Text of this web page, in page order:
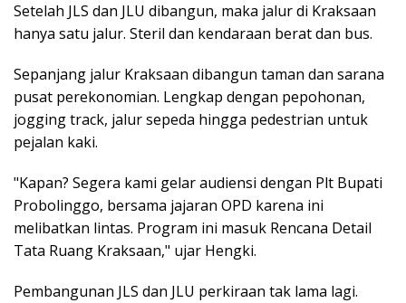
Setelah JLS dan JLU dibangun, maka jalur di Kraksaan
hanya satu jalur. Steril dan kendaraan berat dan bus.
Sepanjang jalur Kraksaan dibangun taman dan sarana
pusat perekonomian. Lengkap dengan pepohonan,
jogging track, jalur sepeda hingga pedestrian untuk
pejalan kaki.
"Kapan? Segera kami gelar audiensi dengan Plt Bupati
Probolinggo, bersama jajaran OPD karena ini
melibatkan lintas. Program ini masuk Rencana Detail
Tata Ruang Kraksaan," ujar Hengki.
Pembangunan JLS dan JLU perkiraan tak lama lagi.